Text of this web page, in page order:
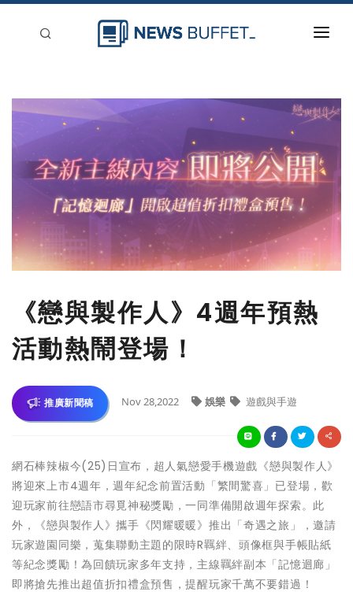
新聞稿分類
登入
刊登
《戀與製作人》4週年預熱
活動熱鬧登場！
推廣新聞稿 Nov 28,2022 娛樂 遊戲與手遊
網石棒辣椒今(25)日宣布，超人氣戀愛手機遊戲《戀與製作人》
將迎來上市4週年，週年紀念前置活動「繁間驚喜」已登場，歡
迎玩家前往戀語市尋覓神秘獎勵，一同準備開啟週年探索。此
外，《戀與製作人》攜手《閃耀暖暖》推出「奇遇之旅」，邀請
玩家遊園同樂，蒐集聯動主題的限時R羈絆、頭像框與手帳貼紙
等紀念獎勵！為回饋玩家多年支持，主線羈絆副本「記憶迴廊」
即將搶先推出超值折扣禮盒預售，提醒玩家千萬不要錯過！